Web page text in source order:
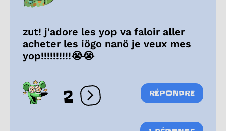
zut! j'adore les yop va faloir aller
acheter les iögo nanö je veux mes
yop!!!!!!!!!!😭😭
2 Ouvrir les réactions
RÉPONDRE